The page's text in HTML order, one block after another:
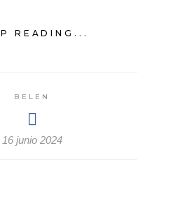
READING...
BELEN
16 junio 2024